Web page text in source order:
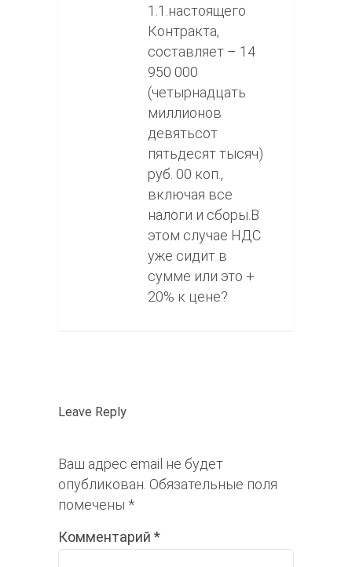
1.1.настоящего
Контракта,
составляет – 14
950 000
(четырнадцать
миллионов
девятьсот
пятьдесят тысяч)
руб. 00 коп.,
включая все
налоги и сборы.В
этом случае НДС
уже сидит в
сумме или это +
20% к цене?
Leave Reply
Ваш адрес email не будет
опубликован. Обязательные поля
помечены *
Комментарий *